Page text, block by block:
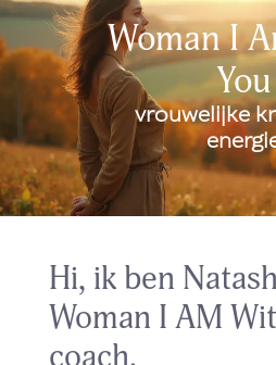
Woman I
You
vrouwelijke
Hi, ik ben
Woman I AM
coach.